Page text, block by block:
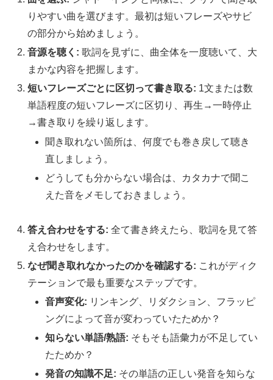
りやすい曲を選びます。最初は短いフレーズやサビ
の部分から始めましょう。
音源を聴く: 歌詞を見ずに、曲全体を一度聴いて、大
まかな内容を把握します。
短いフレーズごとに区切って書き取る: 1文または数
単語程度の短いフレーズに区切り、再生→一時停止
→書き取りを繰り返します。
聞き取れない箇所は、何度でも巻き戻して聴き
直しましょう。
どうしても分からない場合は、カタカナで聞こ
えた音をメモしておきましょう。
答え合わせをする: 全て書き終えたら、歌詞を見て答
え合わせをします。
なぜ聞き取れなかったのかを確認する: これがディク
テーションで最も重要なステップです。
音声変化: リンキング、リダクション、フラッピ
ングによって音が変わっていたためか？
知らない単語/熟語: そもそも語彙力が不足してい
たためか？
発音の知識不足: その単語の正しい発音を知らな